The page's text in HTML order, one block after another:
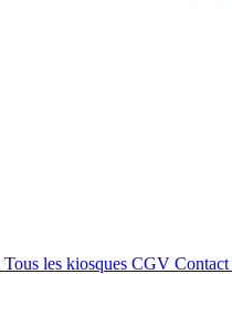
Tous les kiosques CGV Contact